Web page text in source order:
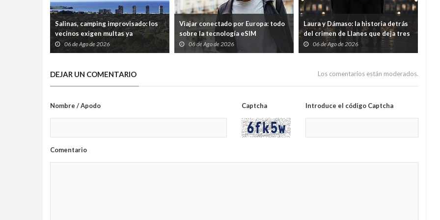
Salinas, camping improvisado: los
vecinos exigen multas ya
06 de Ago de 2026
Viajar conectado por Europa: todo
sobre la tecnología eSIM
06 de Ago de 2026
Laura y Dámaso: la historia detrás
del crimen de Llanes que deja tres
hijos huérfanos
06 de Ago de 2026
DEJAR UN COMENTARIO Los comentarios están moderados.
Nombre / Apodo Captcha Introduce el código Captcha
Comentario